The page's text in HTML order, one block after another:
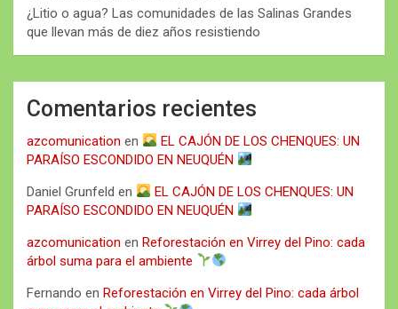
¿Litio o agua? Las comunidades de las Salinas Grandes
que llevan más de diez años resistiendo
Comentarios recientes
azcomunication en
EL CAJÓN DE LOS CHENQUES: UN
PARAÍSO ESCONDIDO EN NEUQUÉN
Daniel Grunfeld en
EL CAJÓN DE LOS CHENQUES: UN
PARAÍSO ESCONDIDO EN NEUQUÉN
azcomunication en Reforestación en Virrey del Pino: cada
árbol suma para el ambiente
Fernando en Reforestación en Virrey del Pino: cada árbol